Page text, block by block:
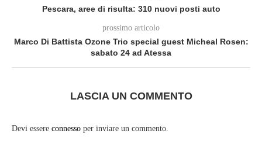
Pescara, aree di risulta: 310 nuovi posti auto
prossimo articolo
Marco Di Battista Ozone Trio special guest Micheal Rosen:
sabato 24 ad Atessa
LASCIA UN COMMENTO
Devi essere connesso per inviare un commento.